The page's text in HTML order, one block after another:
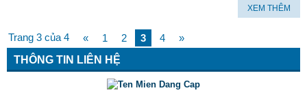
XEM THÊM
Trang 3 của 4 « 1 2 3 4
»
THÔNG TIN LIÊN HỆ